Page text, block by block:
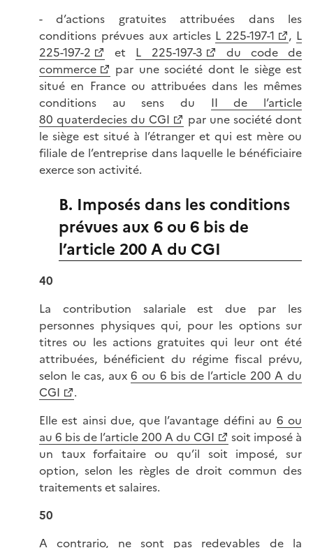
- d’actions gratuites attribuées dans les
conditions prévues aux articles L 225-197-1 , L
225-197-2
et L 225-197-3
du code de
commerce
par une société dont le siège est
situé en France ou attribuées dans les mêmes
conditions au sens du II de l’article
80 quaterdecies du CGI
par une société dont
le siège est situé à l’étranger et qui est mère ou
filiale de l’entreprise dans laquelle le bénéficiaire
exerce son activité.
B. Imposés dans les conditions
prévues aux 6 ou 6 bis de
l’article 200 A du CGI
40
La contribution salariale est due par les
personnes physiques qui, pour les options sur
titres ou les actions gratuites qui leur ont été
attribuées, bénéficient du régime fiscal prévu,
selon le cas, aux6 ou 6 bis de l’article 200 A du
CGI
.
Elle est ainsi due, que l’avantage défini au 6 ou
au 6 bis de l’article 200 A du CGI
soit imposé à
un taux forfaitaire ou qu’il soit imposé, sur
option, selon les règles de droit commun des
traitements et salaires.
50
A contrario, ne sont pas redevables de la